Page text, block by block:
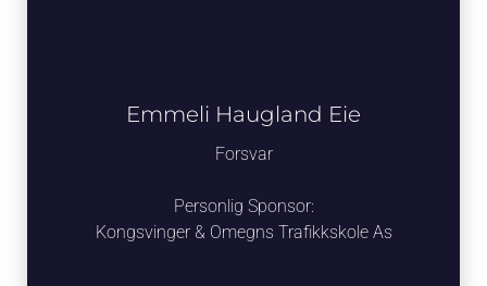
Emmeli Haugland Eie
Forsvar
Personlig Sponsor:
Kongsvinger & Omegns Trafikkskole As